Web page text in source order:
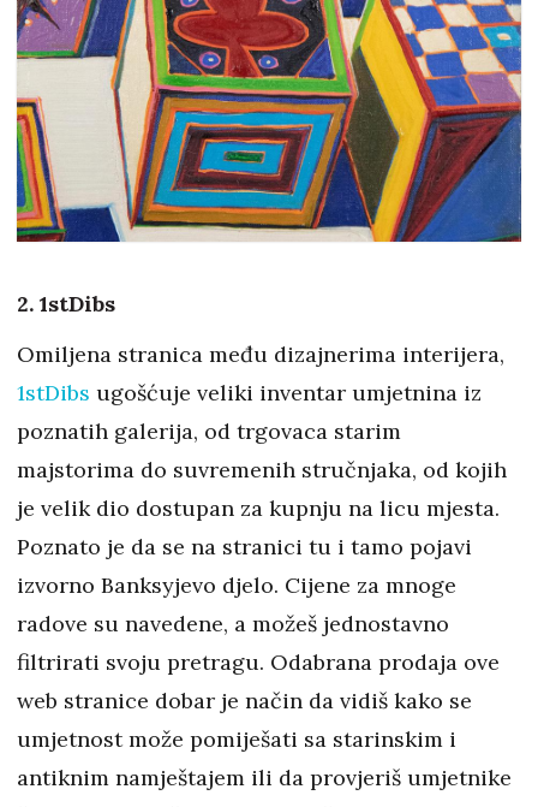
2. 1stDibs
Omiljena stranica među dizajnerima interijera,
1stDibs ugošćuje veliki inventar umjetnina iz
poznatih galerija, od trgovaca starim
majstorima do suvremenih stručnjaka, od kojih
je velik dio dostupan za kupnju na licu mjesta.
Poznato je da se na stranici tu i tamo pojavi
izvorno Banksyjevo djelo. Cijene za mnoge
radove su navedene, a možeš jednostavno
filtrirati svoju pretragu. Odabrana prodaja ove
web stranice dobar je način da vidiš kako se
umjetnost može pomiješati sa starinskim i
antiknim namještajem ili da provjeriš umjetnike